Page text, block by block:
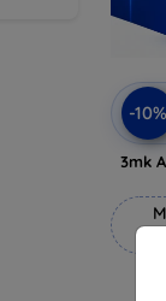
-10%
3mk